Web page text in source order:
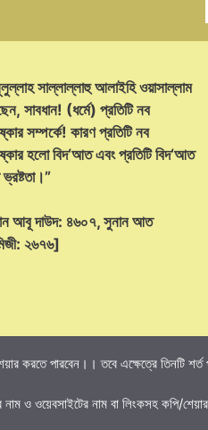
সাল্লাল্লাহু আলাইহি ওয়াসাল্লাম
সাবধান! (ধর্মে) প্রতিটি নব
সম্পর্কে! কারণ প্রতিটি নব
হলো বিদ‘আত এবং প্রতিটি বিদ‘আত
আবূ দাউদ: ৪৬০৭, সুনান আত
২৬৭৬]
করতে পারবেন।। তবে এক্ষেত্রে তিনটি
নাম ও ওয়েবসাইটের নাম বা লিংকসহ কপি/